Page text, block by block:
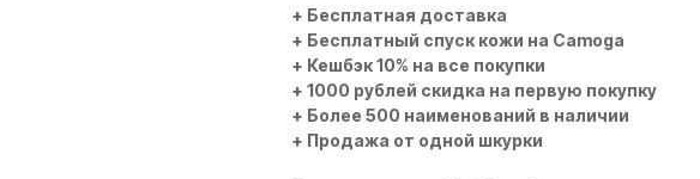
+ Бесплатная доставка
+ Бесплатный спуск кожи на Camoga
+ Кешбэк 10% на все покупки
+ 1000 рублей скидка на первую покупку
+ Более 500 наименований в наличии
+ Продажа от одной шкурки